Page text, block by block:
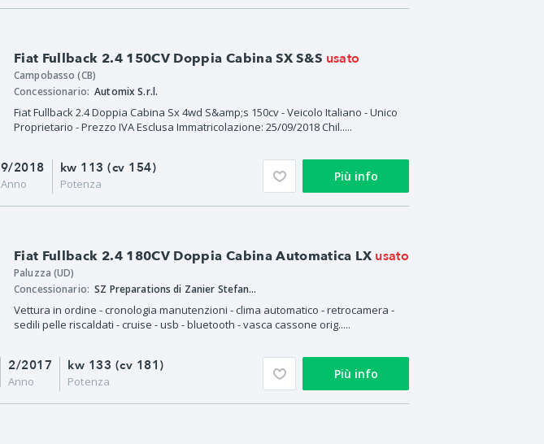
Fiat Fullback 2.4 150CV Doppia Cabina SX S&S usato
Campobasso (CB)
Concessionario: Automix S.r.l.
Fiat Fullback 2.4 Doppia Cabina Sx 4wd S&amp;s 150cv - Veicolo Italiano - Unico
Proprietario - Prezzo IVA Esclusa Immatricolazione: 25/09/2018 Chil.....
9/2018
Anno
kw 113 (cv 154)
Potenza Più info
Fiat Fullback 2.4 180CV Doppia Cabina Automatica LX usato
Paluzza (UD)
Concessionario:
SZ Preparations di Zanier Stefano & c. S.n.c.
Vettura in ordine - cronologia manutenzioni - clima automatico - retrocamera -
sedili pelle riscaldati - cruise - usb - bluetooth - vasca cassone orig.....
2/2017
Anno
kw 133 (cv 181)
Potenza Più info